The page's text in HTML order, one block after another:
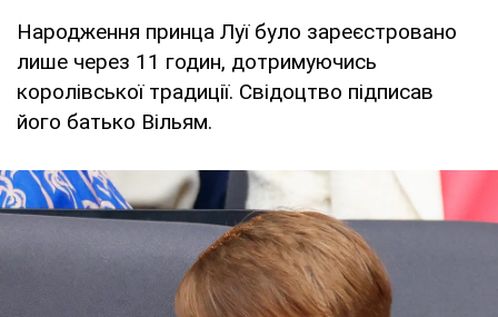
Народження принца Луї було зареєстровано
лише через 11 годин, дотримуючись
королівської традиції. Свідоцтво підписав
його батько Вільям.